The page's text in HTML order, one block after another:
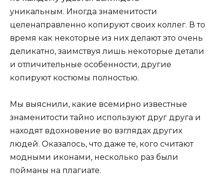
уникальным. Иногда знаменитости
целенаправленно копируют своих коллег. В то
время как некоторые из них делают это очень
деликатно, заимствуя лишь некоторые детали
и отличительные особенности, другие
копируют костюмы полностью.
Мы выяснили, какие всемирно известные
знаменитости тайно используют друг друга и
находят вдохновение во взглядах других
людей. Оказалось, что даже те, кого считают
модными иконами, несколько раз были
пойманы на плагиате.